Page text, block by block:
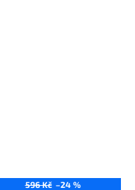
596 Kč –24 %